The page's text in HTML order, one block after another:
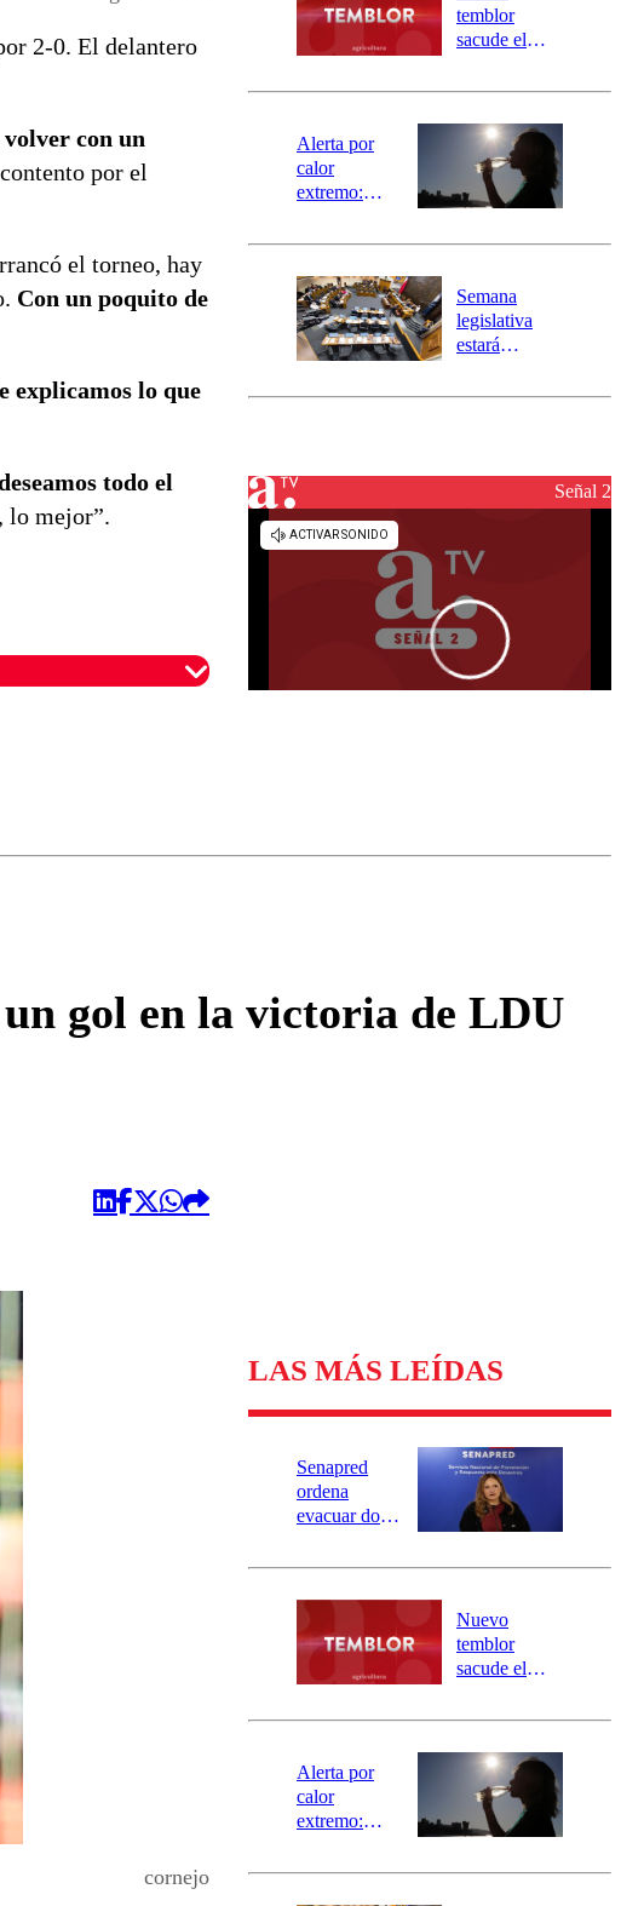
2-0. El delantero
con un
por el
el torneo, hay
Con un poquito de
explicamos lo que
todo el
lo mejor”.
activa
mensajería
SAE
temblor
sacude el
revisa la
epicentro
Alerta por
calor
extremo:
activa Alerta
Preventiva en
tres comunas
Semana
legislativa
estará
el fin de la
reconstrucciónSeñal 2
gol en la victoria de LDU
cornejo
LAS MÁS LEÍDAS
Senapred
ordena
evacuar dos
Carahue por
río Damas:
activa
mensajería
SAE
Nuevo
temblor
sacude el
revisa la
epicentro
Alerta por
calor
extremo:
activa Alerta